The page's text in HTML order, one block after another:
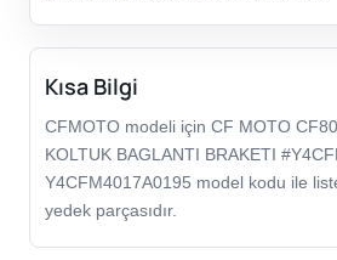
Kısa Bilgi
CFMOTO modeli için CF MOTO
KOLTUK BAGLANTI BRAKETI
Y4CFM4017A0195 model kodu ile
yedek parçasıdır.